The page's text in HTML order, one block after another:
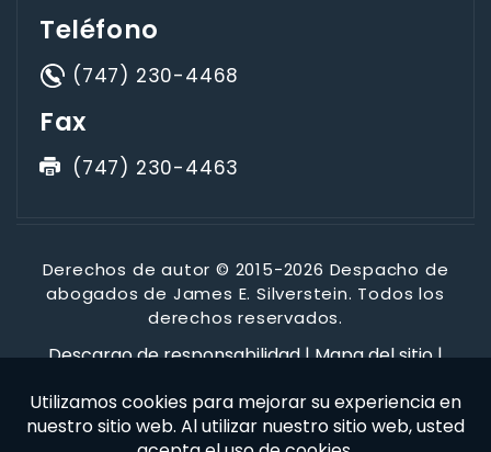
Teléfono
(747) 230-4468
Fax
(747) 230-4463
Derechos de autor © 2015-2026 Despacho de
abogados de James E. Silverstein. Todos los
derechos reservados.
Descargo de responsabilidad|Mapa del sitio|
*Las imágenes se obtienen bajo licencia de Canva y otros
proveedores externos de imágenes de archivo, y se incluye